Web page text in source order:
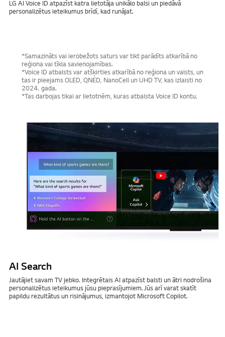
LG AI Voice ID atpazīst katra lietotāja unikālo balsi un piedāvā
personalizētus ieteikumus brīdī, kad runājat.
*Samazināts vai ierobežots saturs var tikt parādīts atkarībā no
reģiona vai tīkla savienojamības.
*Voice ID atbalsts var atšķirties atkarībā no reģiona un valsts, un
tas ir pieejams OLED, QNED, NanoCell un UHD TV, kas izlaisti no
2024. gada.
*Tas darbojas tikai ar lietotnēm, kuras atbalsta Voice ID kontu.
AI Search
Jautājiet savam TV jebko. Integrētais AI atpazīst balsti un ātri nodrošina
personalizētus ieteikumus jūsu pieprasījumiem. Jūs arī varat skatīt
papildu rezultātus un risinājumus, izmantojot Microsoft Copilot.